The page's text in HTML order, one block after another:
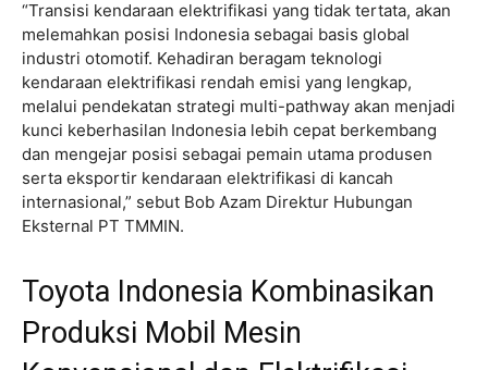
“Transisi kendaraan elektrifikasi yang tidak tertata, akan
melemahkan posisi Indonesia sebagai basis global
industri otomotif. Kehadiran beragam teknologi
kendaraan elektrifikasi rendah emisi yang lengkap,
melalui pendekatan strategi multi-pathway akan menjadi
kunci keberhasilan Indonesia lebih cepat berkembang
dan mengejar posisi sebagai pemain utama produsen
serta eksportir kendaraan elektrifikasi di kancah
internasional,” sebut Bob Azam Direktur Hubungan
Eksternal PT TMMIN.
Toyota Indonesia Kombinasikan
Produksi Mobil Mesin